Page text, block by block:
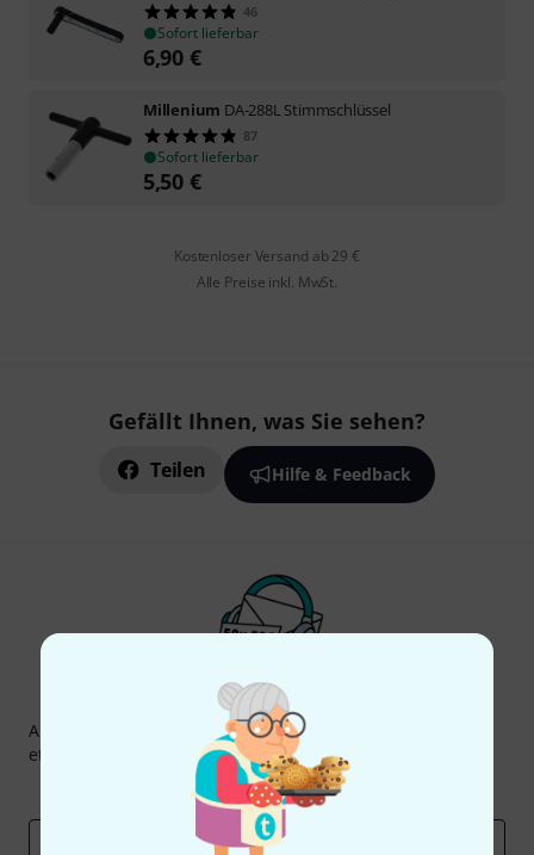
46
Sofort lieferbar
6,90 €
Millenium DA-288L Stimmschlüssel
87
Sofort lieferbar
5,50 €
Kostenloser Versand ab 29 €
Alle Preise inkl. MwSt.
Gefällt Ihnen, was Sie sehen?
Teilen Hilfe & Feedback
Thomann Newsletter
Abonniere den Thomann Newsletter und gewinne mit
etwas Glück einen von50 Gutscheinenüber jeweils
Inspirierende Beiträge
Deals